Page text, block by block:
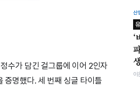
수가 담긴 걸그룹에 이어 2인자
증명했다. 세 번째 싱글 타이틀
산
‘
이